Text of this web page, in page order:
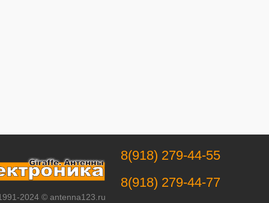
2024 © antenna123.ru
8(918) 279-44-55
8(918) 279-44-77